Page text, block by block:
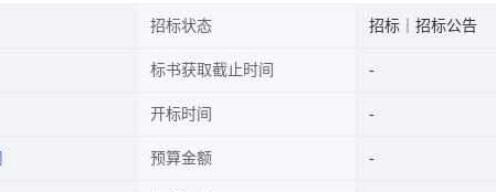
招标状态 招标｜招标公告
标书获取截止时间
开标时间
预算金额